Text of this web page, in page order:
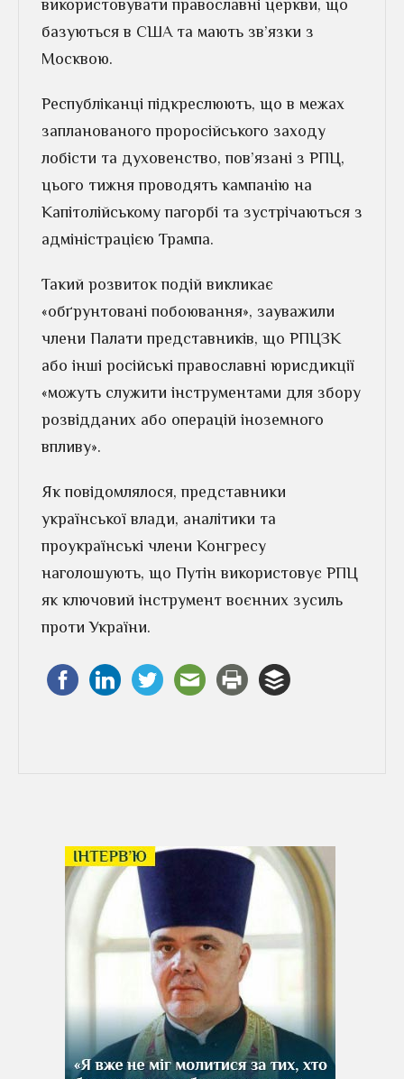
використовувати православні церкви, що
базуються в США та мають зв’язки з
Москвою.
Республіканці підкреслюють, що в межах
запланованого проросійського заходу
лобісти та духовенство, пов’язані з РПЦ,
цього тижня проводять кампанію на
Капітолійському пагорбі та зустрічаються з
адміністрацією Трампа.
Такий розвиток подій викликає
«обґрунтовані побоювання», зауважили
члени Палати представників, що РПЦЗК
або інші російські православні юрисдикції
«можуть служити інструментами для збору
розвідданих або операцій іноземного
впливу».
Як повідомлялося, представники
української влади, аналітики та
проукраїнські члени Конгресу
наголошують, що Путін використовує РПЦ
як ключовий інструмент воєнних зусиль
проти України.